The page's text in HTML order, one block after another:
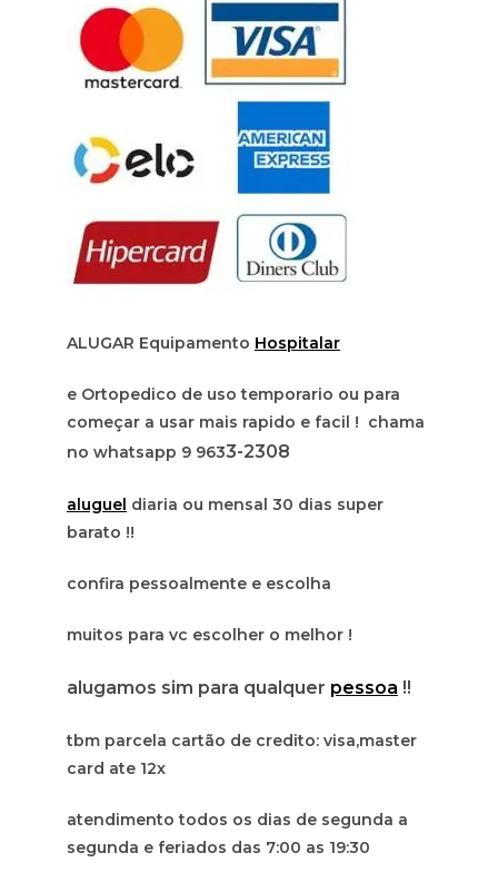
ALUGAR Equipamento Hospitalar
e Ortopedico de uso temporario ou para
começar a usar mais rapido e facil ! chama
no whatsapp 9 9633-2308
aluguel diaria ou mensal 30 dias super
barato !!
confira pessoalmente e escolha
muitos para vc escolher o melhor !
alugamos sim para qualquer pessoa !!
tbm parcela cartão de credito: visa,master
card ate 12x
atendimento todos os dias de segunda a
segunda e feriados das 7:00 as 19:30